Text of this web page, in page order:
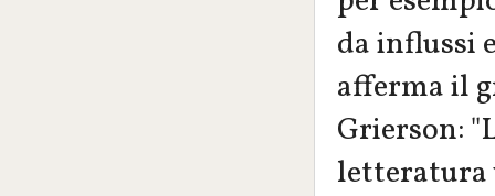
da influssi
afferma il
Grierson:
letteratura